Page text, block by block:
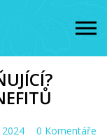
0 Komentáře